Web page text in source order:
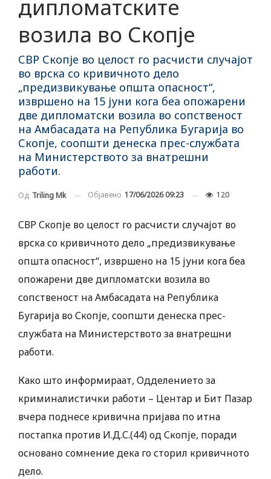
дипломатските
возила во Скопје
СВР Скопје во целост го расчисти случајот
во врска со кривичното дело
„предизвикување општа опасност“,
извршено на 15 јуни кога беа опожарени
две дипломатски возила во сопственост
на Амбасадата на Република Бугарија во
Скопје, соопшти денеска прес-службата
на Министерството за внатрешни
работи.
Од Triling Mk Објавено 17/06/2026 09:23 120
СВР Скопје во целост го расчисти случајот во
врска со кривичното дело „предизвикување
општа опасност“, извршено на 15 јуни кога беа
опожарени две дипломатски возила во
сопственост на Амбасадата на Република
Бугарија во Скопје, соопшти денеска прес-
службата на Министерството за внатрешни
работи.
Како што информираат, Одделението за
криминалистички работи – Центар и Бит Пазар
вчера поднесе кривична пријава по итна
постапка против И.Д.С.(44) од Скопје, поради
основано сомнение дека го сторил кривичното
дело.